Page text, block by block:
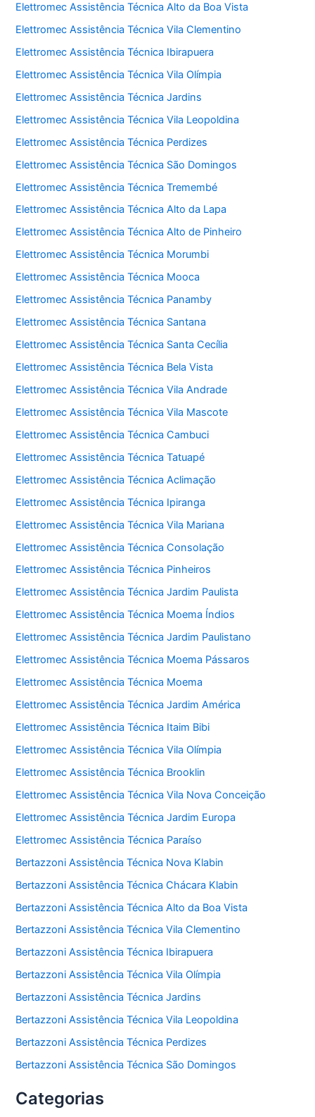
Elettromec Assistência Técnica Alto da Boa Vista
Elettromec Assistência Técnica Vila Clementino
Elettromec Assistência Técnica Ibirapuera
Elettromec Assistência Técnica Vila Olímpia
Elettromec Assistência Técnica Jardins
Elettromec Assistência Técnica Vila Leopoldina
Elettromec Assistência Técnica Perdizes
Elettromec Assistência Técnica São Domingos
Elettromec Assistência Técnica Tremembé
Elettromec Assistência Técnica Alto da Lapa
Elettromec Assistência Técnica Alto de Pinheiro
Elettromec Assistência Técnica Morumbi
Elettromec Assistência Técnica Mooca
Elettromec Assistência Técnica Panamby
Elettromec Assistência Técnica Santana
Elettromec Assistência Técnica Santa Cecília
Elettromec Assistência Técnica Bela Vista
Elettromec Assistência Técnica Vila Andrade
Elettromec Assistência Técnica Vila Mascote
Elettromec Assistência Técnica Cambuci
Elettromec Assistência Técnica Tatuapé
Elettromec Assistência Técnica Aclimação
Elettromec Assistência Técnica Ipiranga
Elettromec Assistência Técnica Vila Mariana
Elettromec Assistência Técnica Consolação
Elettromec Assistência Técnica Pinheiros
Elettromec Assistência Técnica Jardim Paulista
Elettromec Assistência Técnica Moema Índios
Elettromec Assistência Técnica Jardim Paulistano
Elettromec Assistência Técnica Moema Pássaros
Elettromec Assistência Técnica Moema
Elettromec Assistência Técnica Jardim América
Elettromec Assistência Técnica Itaim Bibi
Elettromec Assistência Técnica Vila Olímpia
Elettromec Assistência Técnica Brooklin
Elettromec Assistência Técnica Vila Nova Conceição
Elettromec Assistência Técnica Jardim Europa
Elettromec Assistência Técnica Paraíso
Bertazzoni Assistência Técnica Nova Klabin
Bertazzoni Assistência Técnica Chácara Klabin
Bertazzoni Assistência Técnica Alto da Boa Vista
Bertazzoni Assistência Técnica Vila Clementino
Bertazzoni Assistência Técnica Ibirapuera
Bertazzoni Assistência Técnica Vila Olímpia
Bertazzoni Assistência Técnica Jardins
Bertazzoni Assistência Técnica Vila Leopoldina
Bertazzoni Assistência Técnica Perdizes
Bertazzoni Assistência Técnica São Domingos
Categorias